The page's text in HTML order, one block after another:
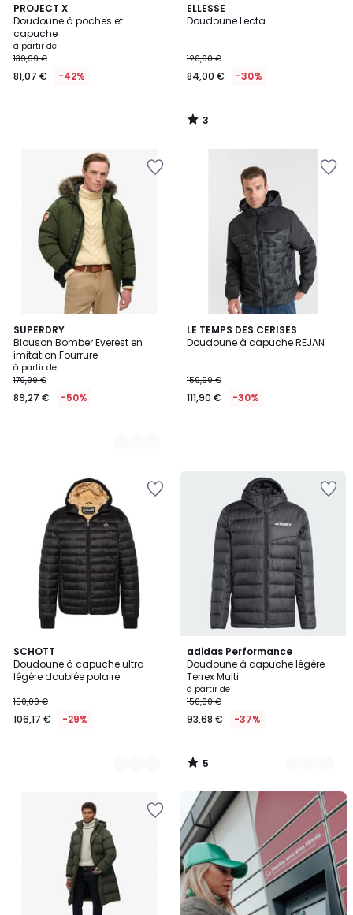
PROJECT X
Doudoune à poches et
capuche
à partir de
139,99 €
81,07 € -42%
ELLESSE
Doudoune Lecta
120,00 €
84,00 € -30%
3
/
3
/
SUPERDRY
Blouson Bomber Everest en
imitation Fourrure
à partir de
179,99 €
89,27 € -50%
6
Couleurs
LE TEMPS DES CERISES
Doudoune à capuche REJAN
159,99 €
111,90 € -30%
SCHOTT
Doudoune à capuche ultra
légère doublée polaire
150,00 €
106,17 € -29%
2
Couleurs
adidas Performance
Doudoune à capuche légère
Terrex Multi
à partir de
150,00 €
93,68 € -37%
5
/
5
3
Couleurs
5
/
Nouveau
Livraison
en
Locker
Mondial
Relay